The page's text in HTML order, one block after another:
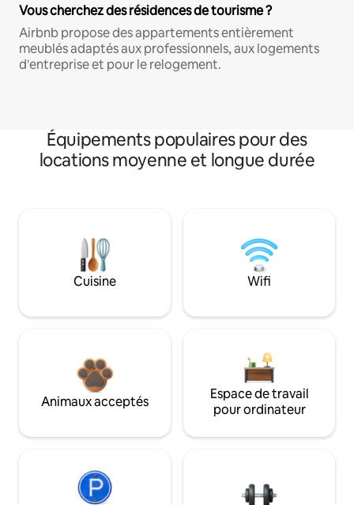
Vous cherchez des résidences de tourisme ?
Airbnb propose des appartements entièrement
meublés adaptés aux professionnels, aux logements
d'entreprise et pour le relogement.
Équipements populaires pour des
locations moyenne et longue durée
Cuisine Wifi
Animaux acceptés
Espace de travail
pour ordinateur